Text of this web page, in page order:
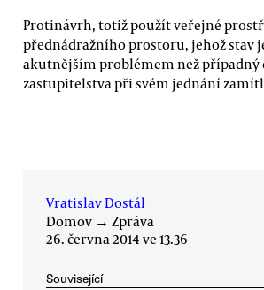
Protinávrh, totiž použít veřejné
přednádražního prostoru, jehož stav
akutnějším problémem než případný
zastupitelstva při svém jednání
Vratislav Dostál
Domov → Zpráva
26. června 2014 ve 13.36
Související